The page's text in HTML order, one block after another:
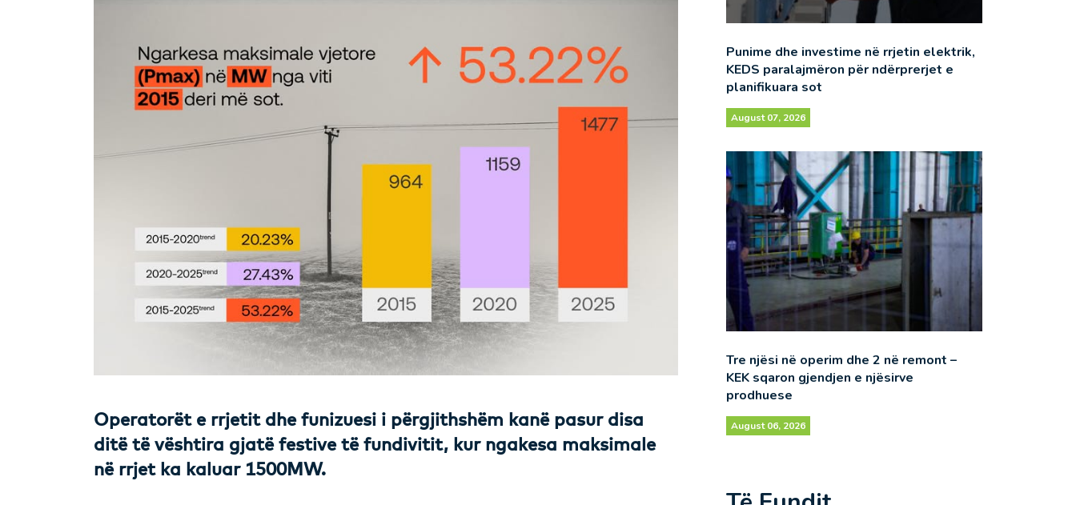
Operatorët e rrjetit dhe funizuesi i përgjithshëm kanë pasur disa
ditë të vështira gjatë festive të fundivitit, kur ngakesa maksimale
në rrjet ka kaluar 1500MW.
Punime dhe investime në rrjetin elektrik,
KEDS paralajmëron për ndërprerjet e
planifikuara sot
August 07, 2026
Tre njësi në operim dhe 2 në remont –
KEK sqaron gjendjen e njësirve
prodhuese
August 06, 2026